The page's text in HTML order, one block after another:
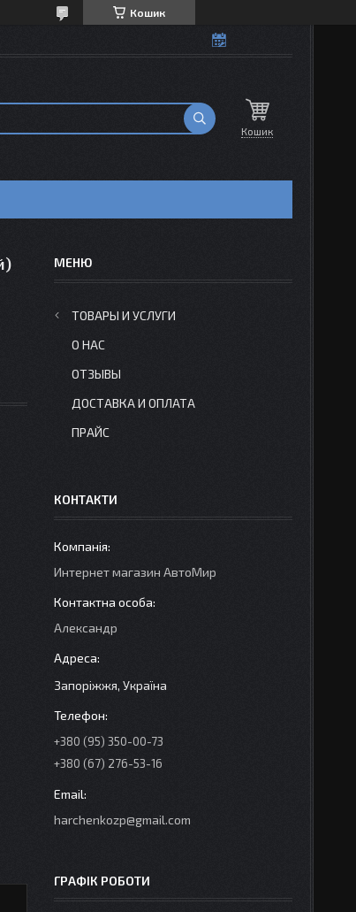
Кошик
Кошик
ТОВАРЫ И УСЛУГИ
О НАС
ОТЗЫВЫ
ДОСТАВКА И ОПЛАТА
ПРАЙС
КОНТАКТИ
Интернет магазин АвтоМир
Александр
Запоріжжя, Україна
+380 (95) 350-00-73
+380 (67) 276-53-16
harchenkozp@gmail.com
ГРАФІК РОБОТИ